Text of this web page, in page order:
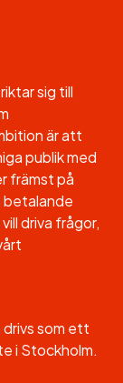
sig till
är att
publik med
främst på
betalande
driva frågor,
som ett
i Stockholm.